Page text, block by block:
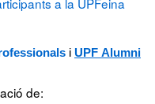
i UPF Alumni
de: